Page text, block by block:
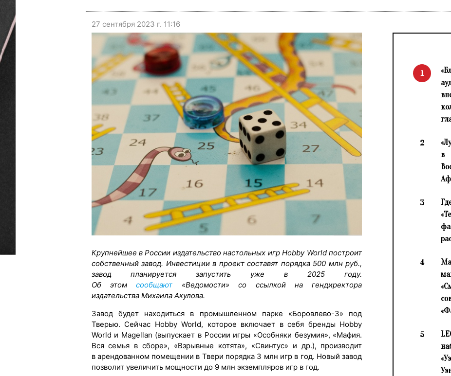
27 сентября 2023 г. 11:16
Крупнейшее в России издательство настольных игр Hobby World построит
собственный завод. Инвестиции в проект составят порядка 500 млн руб.,
завод планируется запустить уже в 2025 году.
Об этомсообщают «Ведомости» со ссылкой на гендиректора
издательства Михаила Акулова.
Завод будет находиться в промышленном парке «Боровлево-3» под
Тверью. Сейчас Hobby World, которое включает в себя бренды Hobby
World и Magellan (выпускает в России игры «Особняки безумия», «Мафия.
Вся семья в сборе», «Взрывные котята», «Свинтус» и др.), производит
в арендованном помещении в Твери порядка 3 млн игр в год. Новый завод
позволит увеличить мощности до 9 млн экземпляров игр в год.
1
2
в
3
4
5